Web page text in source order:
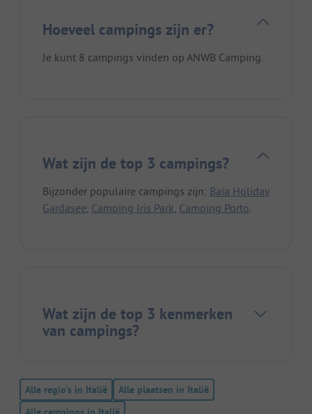
Hoeveel campings zijn er?
Je kunt 8 campings vinden op ANWB Camping.
Wat zijn de top 3 campings?
Bijzonder populaire campings zijn: Baia Holiday
Gardasee, Camping Iris Park, Camping Porto.
Wat zijn de top 3 kenmerken
van campings?
Alle regio's in Italië
Alle plaatsen in Italië